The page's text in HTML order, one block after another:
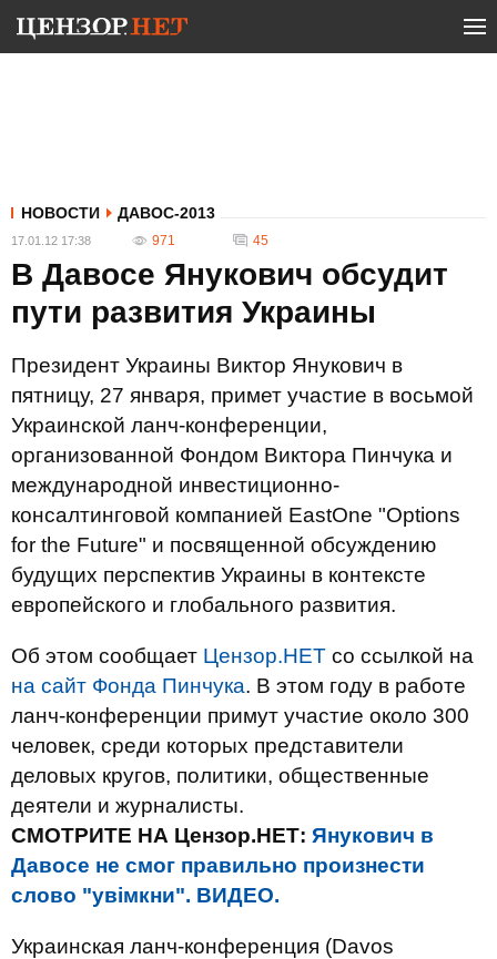
НОВОСТИ ДАВОС-2013
17.01.12 17:38 971 45
В Давосе Янукович обсудит
пути развития Украины
Президент Украины Виктор Янукович в
пятницу, 27 января, примет участие в восьмой
Украинской ланч-конференции,
организованной Фондом Виктора Пинчука и
международной инвестиционно-
консалтинговой компанией EastOne "Options
for the Future" и посвященной обсуждению
будущих перспектив Украины в контексте
европейского и глобального развития.
Об этом сообщает Цензор.НЕТ со ссылкой на
на сайт Фонда Пинчука. В этом году в работе
ланч-конференции примут участие около 300
человек, среди которых представители
деловых кругов, политики, общественные
деятели и журналисты.
СМОТРИТЕ НА Цензор.НЕТ: Янукович в
Давосе не смог правильно произнести
слово "увімкни". ВИДЕО.
Украинская ланч-конференция (Davos